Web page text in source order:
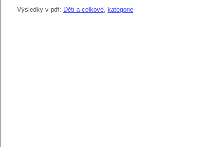
Výsledky v pdf: Děti a celkové kategorie